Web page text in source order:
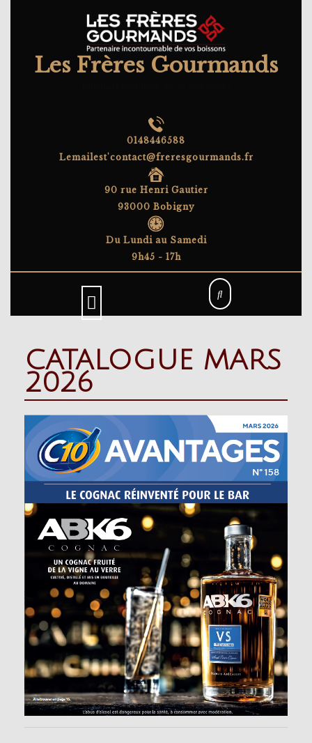
Les Frères Gourmands
0148446588
Lemailest'contact@freresgourmands.fr
90 rue Henri Gautier
93000 Bobigny
Du Lundi au Samedi
9h45 - 17h
CATALOGUE MARS
2026